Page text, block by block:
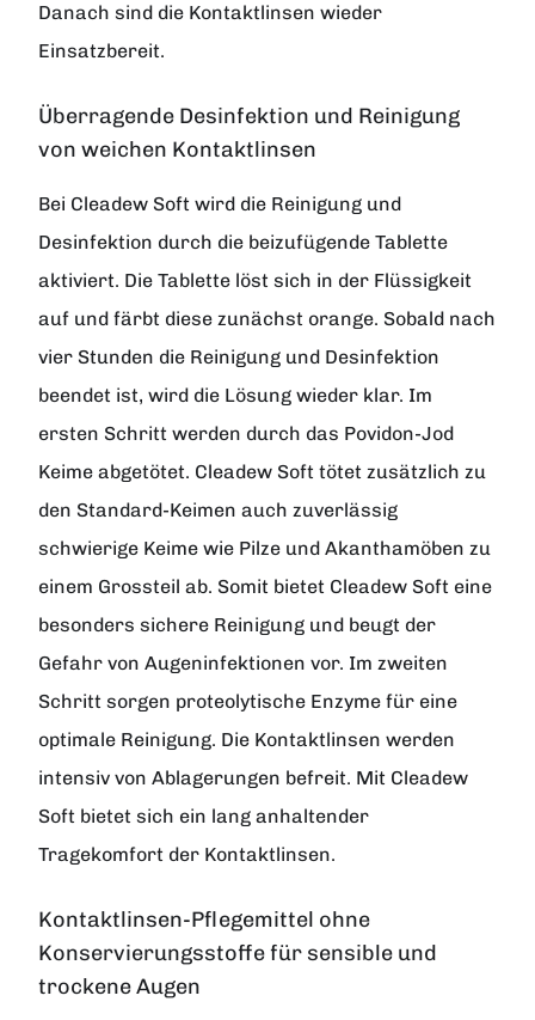
Danach sind die Kontaktlinsen wieder
Einsatzbereit.
Überragende Desinfektion und Reinigung
von weichen Kontaktlinsen
Bei Cleadew Soft wird die Reinigung und
Desinfektion durch die beizufügende Tablette
aktiviert. Die Tablette löst sich in der Flüssigkeit
auf und färbt diese zunächst orange. Sobald nach
vier Stunden die Reinigung und Desinfektion
beendet ist, wird die Lösung wieder klar. Im
ersten Schritt werden durch das Povidon-Jod
Keime abgetötet. Cleadew Soft tötet zusätzlich zu
den Standard-Keimen auch zuverlässig
schwierige Keime wie Pilze und Akanthamöben zu
einem Grossteil ab. Somit bietet Cleadew Soft eine
besonders sichere Reinigung und beugt der
Gefahr von Augeninfektionen vor. Im zweiten
Schritt sorgen proteolytische Enzyme für eine
optimale Reinigung. Die Kontaktlinsen werden
intensiv von Ablagerungen befreit. Mit Cleadew
Soft bietet sich ein lang anhaltender
Tragekomfort der Kontaktlinsen.
Kontaktlinsen-Pflegemittel ohne
Konservierungsstoffe für sensible und
trockene Augen